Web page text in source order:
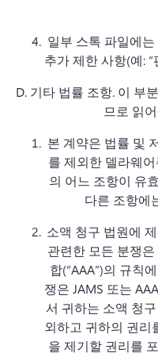
일부 스톡 파일에
D. 기타 법률 조항. 이 부
므로 읽
본 계약은 법률 및
를 제외한 델라웨
의 어느 조항이 유
다른 조항에
소액 청구 법원에
관련한 모든 분쟁
합(“AAA”)의 규칙
쟁은 JAMS 또는
서 귀하는 소액 청
외하고 귀하의 권리
을 제기할 권리를